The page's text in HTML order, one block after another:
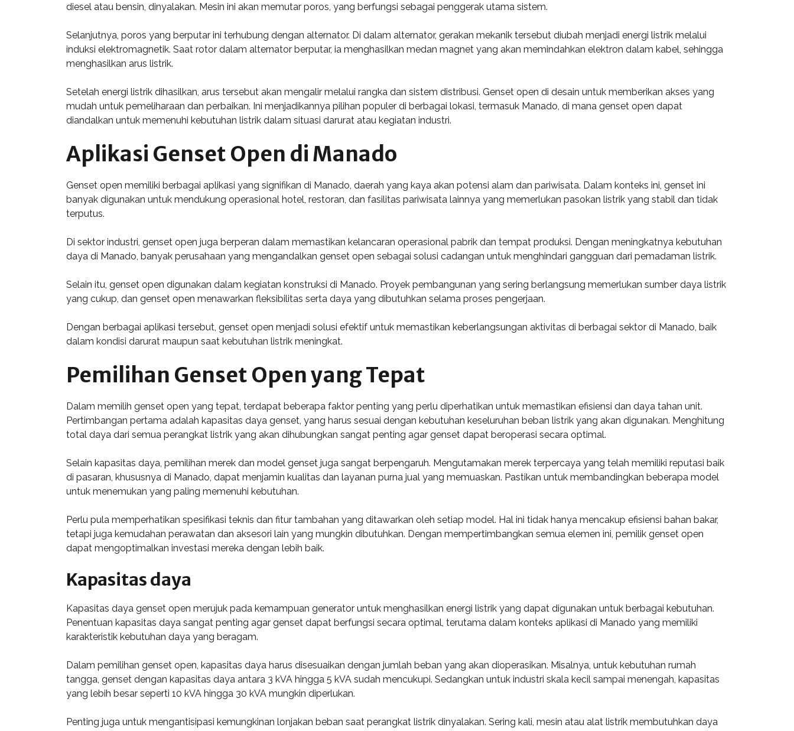
diesel atau bensin, dinyalakan. Mesin ini akan memutar poros, yang berfungsi sebagai penggerak utama sistem.
Selanjutnya, poros yang berputar ini terhubung dengan alternator. Di dalam alternator, gerakan mekanik tersebut diubah menjadi energi listrik melalui
induksi elektromagnetik. Saat rotor dalam alternator berputar, ia menghasilkan medan magnet yang akan memindahkan elektron dalam kabel, sehingga
menghasilkan arus listrik.
Setelah energi listrik dihasilkan, arus tersebut akan mengalir melalui rangka dan sistem distribusi. Genset open di desain untuk memberikan akses yang
mudah untuk pemeliharaan dan perbaikan. Ini menjadikannya pilihan populer di berbagai lokasi, termasuk Manado, di mana genset open dapat
diandalkan untuk memenuhi kebutuhan listrik dalam situasi darurat atau kegiatan industri.
Aplikasi Genset Open di Manado
Genset open memiliki berbagai aplikasi yang signifikan di Manado, daerah yang kaya akan potensi alam dan pariwisata. Dalam konteks ini, genset ini
banyak digunakan untuk mendukung operasional hotel, restoran, dan fasilitas pariwisata lainnya yang memerlukan pasokan listrik yang stabil dan tidak
terputus.
Di sektor industri, genset open juga berperan dalam memastikan kelancaran operasional pabrik dan tempat produksi. Dengan meningkatnya kebutuhan
daya di Manado, banyak perusahaan yang mengandalkan genset open sebagai solusi cadangan untuk menghindari gangguan dari pemadaman listrik.
Selain itu, genset open digunakan dalam kegiatan konstruksi di Manado. Proyek pembangunan yang sering berlangsung memerlukan sumber daya listrik
yang cukup, dan genset open menawarkan fleksibilitas serta daya yang dibutuhkan selama proses pengerjaan.
Dengan berbagai aplikasi tersebut, genset open menjadi solusi efektif untuk memastikan keberlangsungan aktivitas di berbagai sektor di Manado, baik
dalam kondisi darurat maupun saat kebutuhan listrik meningkat.
Pemilihan Genset Open yang Tepat
Dalam memilih genset open yang tepat, terdapat beberapa faktor penting yang perlu diperhatikan untuk memastikan efisiensi dan daya tahan unit.
Pertimbangan pertama adalah kapasitas daya genset, yang harus sesuai dengan kebutuhan keseluruhan beban listrik yang akan digunakan. Menghitung
total daya dari semua perangkat listrik yang akan dihubungkan sangat penting agar genset dapat beroperasi secara optimal.
Selain kapasitas daya, pemilihan merek dan model genset juga sangat berpengaruh. Mengutamakan merek terpercaya yang telah memiliki reputasi baik
di pasaran, khususnya di Manado, dapat menjamin kualitas dan layanan purna jual yang memuaskan. Pastikan untuk membandingkan beberapa model
untuk menemukan yang paling memenuhi kebutuhan.
Perlu pula memperhatikan spesifikasi teknis dan fitur tambahan yang ditawarkan oleh setiap model. Hal ini tidak hanya mencakup efisiensi bahan bakar,
tetapi juga kemudahan perawatan dan aksesori lain yang mungkin dibutuhkan. Dengan mempertimbangkan semua elemen ini, pemilik genset open
dapat mengoptimalkan investasi mereka dengan lebih baik.
Kapasitas daya
Kapasitas daya genset open merujuk pada kemampuan generator untuk menghasilkan energi listrik yang dapat digunakan untuk berbagai kebutuhan.
Penentuan kapasitas daya sangat penting agar genset dapat berfungsi secara optimal, terutama dalam konteks aplikasi di Manado yang memiliki
karakteristik kebutuhan daya yang beragam.
Dalam pemilihan genset open, kapasitas daya harus disesuaikan dengan jumlah beban yang akan dioperasikan. Misalnya, untuk kebutuhan rumah
tangga, genset dengan kapasitas daya antara 3 kVA hingga 5 kVA sudah mencukupi. Sedangkan untuk industri skala kecil sampai menengah, kapasitas
yang lebih besar seperti 10 kVA hingga 30 kVA mungkin diperlukan.
Penting juga untuk mengantisipasi kemungkinan lonjakan beban saat perangkat listrik dinyalakan. Sering kali, mesin atau alat listrik membutuhkan daya